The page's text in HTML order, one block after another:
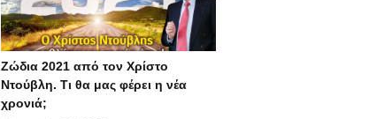
Ζώδια 2021 από τον Χρίστο
Ντούβλη. Τι θα μας φέρει η νέα
χρονιά;